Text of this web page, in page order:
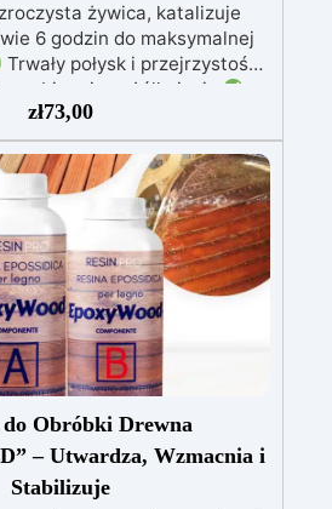
żywica, katalizuje
6 godzin do maksymalnej
Trwały połysk i przejrzystość,
żółknięciu.
BPA Free, bez
i bezzapachowa,
100% we Włoszech.
Łatwa
2:1) i obróbce, o niskiej
zmniejsza powstawanie
Idealna do biżuterii,
dekoracji i szybkiej
zł73,00
Obróbki Drewna
– Utwardza, Wzmacnia i
Stabilizuje